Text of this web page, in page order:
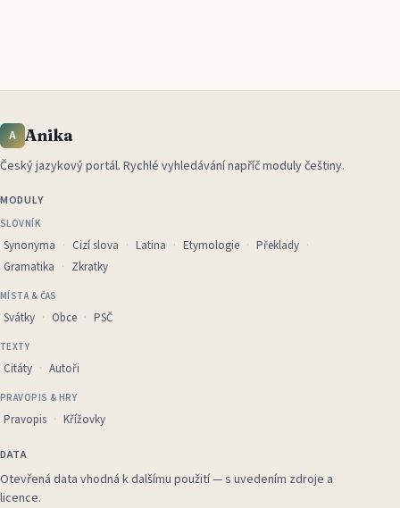
A Anika
Český jazykový portál. Rychlé vyhledávání napříč moduly češtiny.
MODULY
SLOVNÍK
Synonyma Cizí slova Latina Etymologie
Překlady
Gramatika
Zkratky
MÍSTA & ČAS
Svátky Obce PSČ
TEXTY
Citáty Autoři
PRAVOPIS & HRY
Pravopis Křížovky
DATA
Otevřená data vhodná k dalšímu použití — s uvedením zdroje a
licence.